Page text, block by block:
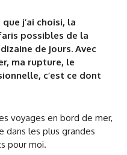
j’ai choisi, la
possibles de la
de jours. Avec
ma rupture, le
c’est ce dont
voyages en bord de mer,
dans les plus grandes
pour moi.